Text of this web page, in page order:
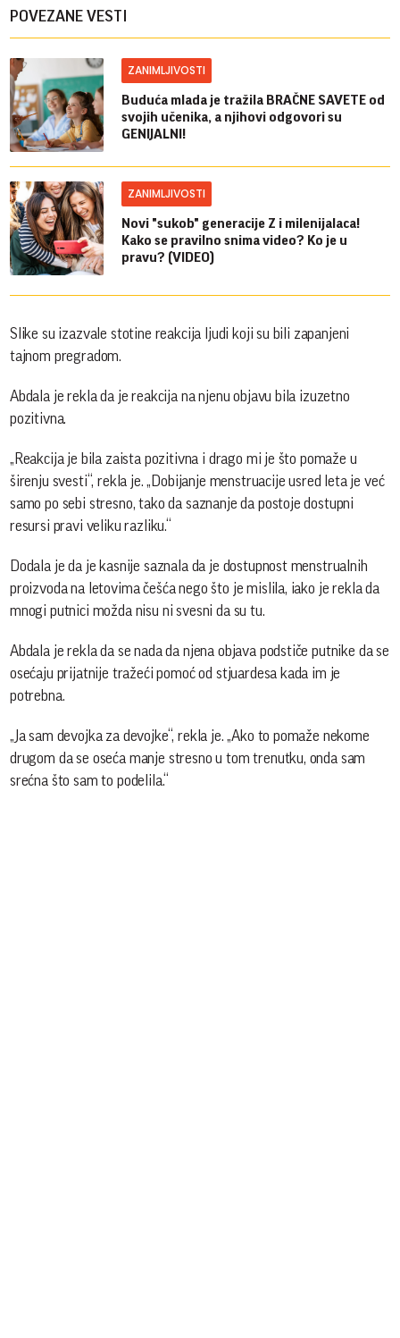
POVEZANE VESTI
ZANIMLJIVOSTI
Buduća mlada je tražila BRAČNE SAVETE od
svojih učenika, a njihovi odgovori su
GENIJALNI!
ZANIMLJIVOSTI
Novi "sukob" generacije Z i milenijalaca!
Kako se pravilno snima video? Ko je u
pravu? (VIDEO)
Slike su izazvale stotine reakcija ljudi koji su bili zapanjeni
tajnom pregradom.
Abdala je rekla da je reakcija na njenu objavu bila izuzetno
pozitivna.
„Reakcija je bila zaista pozitivna i drago mi je što pomaže u
širenju svesti“, rekla je. „Dobijanje menstruacije usred leta je već
samo po sebi stresno, tako da saznanje da postoje dostupni
resursi pravi veliku razliku.“
Dodala je da je kasnije saznala da je dostupnost menstrualnih
proizvoda na letovima češća nego što je mislila, iako je rekla da
mnogi putnici možda nisu ni svesni da su tu.
Abdala je rekla da se nada da njena objava podstiče putnike da se
osećaju prijatnije tražeći pomoć od stjuardesa kada im je
potrebna.
„Ja sam devojka za devojke“, rekla je. „Ako to pomaže nekome
drugom da se oseća manje stresno u tom trenutku, onda sam
srećna što sam to podelila.“